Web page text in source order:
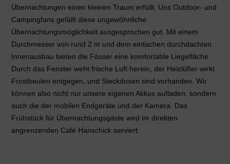
Übernachtungen einen kleinen Traum erfüllt. Uns Outdoor- und
Campingfans gefällt diese ungewöhnliche
Übernachtungsmöglichkeit ausgesprochen gut. Mit einem
Durchmesser von rund 2 m und dem einfachen durchdachten
Innenausbau bieten die Fässer eine komfortable Liegefläche.
Durch das Fenster weht frische Luft herein, der Heizlüfter wirkt
Frostbeulen entgegen, und Steckdosen sind vorhanden. Wir
können also nicht nur unsere eigenen Akkus aufladen, sondern
auch die der mobilen Endgeräte und der Kamera. Das
Frühstück für Übernachtungsgäste wird im direkten
angrenzenden Café Hanschick serviert.